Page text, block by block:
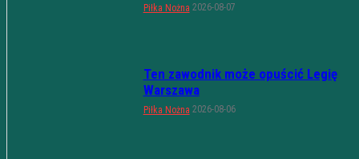
Piłka Nożna 2026-08-07
Ten zawodnik może opuścić Legię
Warszawa
Piłka Nożna 2026-08-06